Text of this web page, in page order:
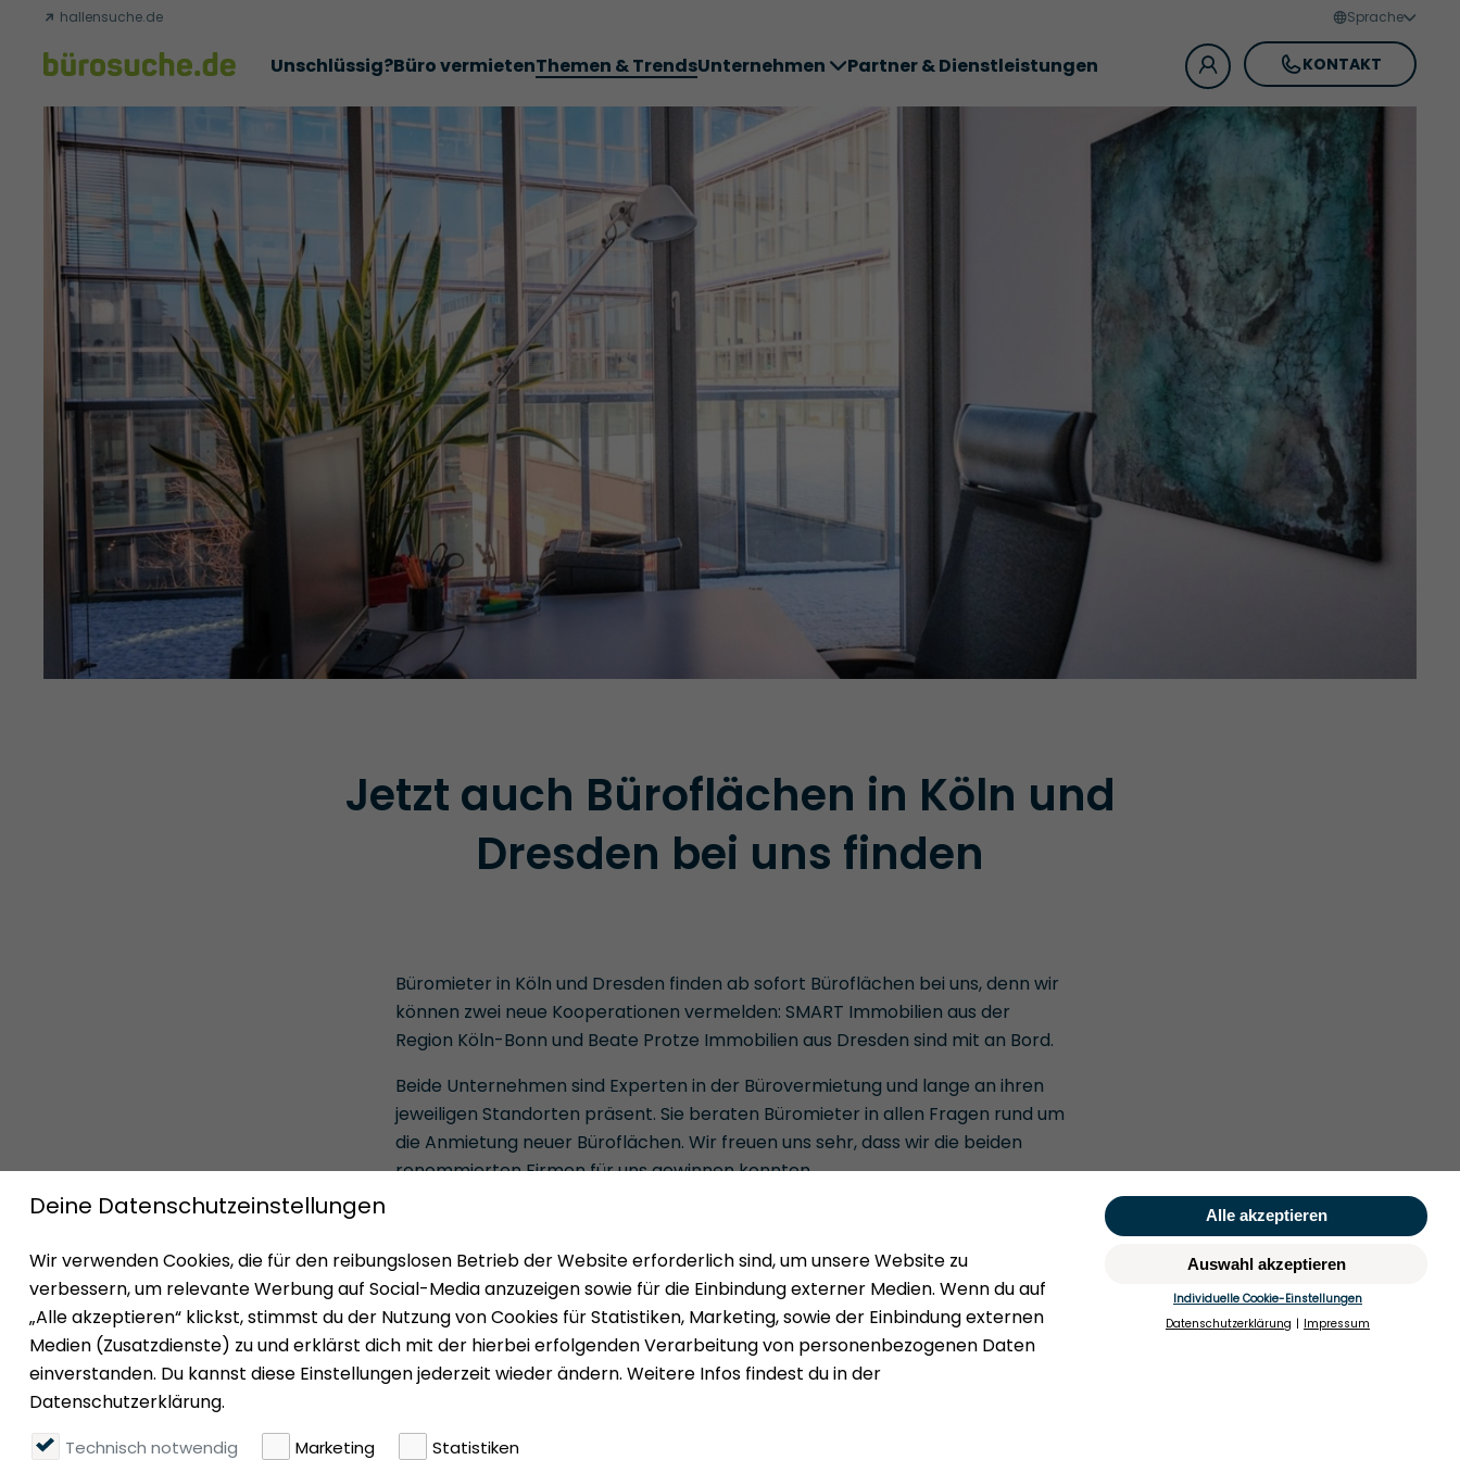
hallensuche.de Sprache
KONTAKT
Unschlüssig?Büro vermietenThemen & TrendsUnternehmen
ErfolgsgeschichtenAbschlüsseÜber uns
Partner & Dienstleistungen
Jetzt auch Büroflächen in Köln und
Dresden bei uns finden
Büromieter in Köln und Dresden finden ab sofort Büroflächen bei uns, denn wir
können zwei neue Kooperationen vermelden: SMART Immobilien aus der
Region Köln-Bonn und Beate Protze Immobilien aus Dresden sind mit an Bord.
Beide Unternehmen sind Experten in der Bürovermietung und lange an ihren
jeweiligen Standorten präsent. Sie beraten Büromieter in allen Fragen rund um
die Anmietung neuer Büroflächen. Wir freuen uns sehr, dass wir die beiden
renommierten Firmen für uns gewinnen konnten.
Impressum
Datenschutz
Mieten
Vermieten
Über uns